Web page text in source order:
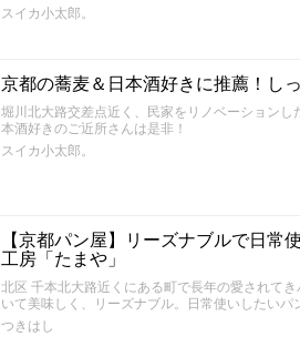
スイカ小太郎。
京都の蕎麦＆日本酒好きに推薦！し
堀川北大路交差点近く、民家をリノベーション
本酒好きのご近所さんは是非！
スイカ小太郎。
【京都パン屋】リーズナブルで日常
工房「たまや」
北区 千本北大路近くにある町で長年の愛されて
いて美味しく、リーズナブル。日常使いしたいパ
つきはし